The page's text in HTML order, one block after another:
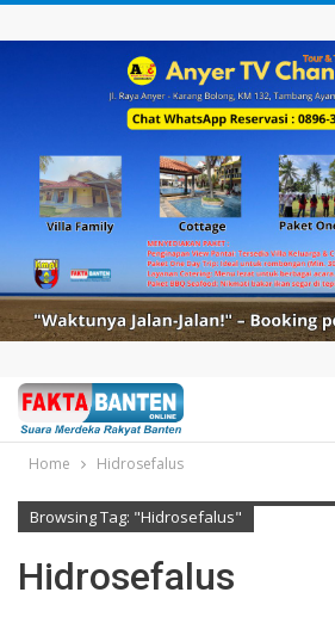
Home Hidrosefalus
Browsing Tag: "Hidrosefalus"
Hidrosefalus